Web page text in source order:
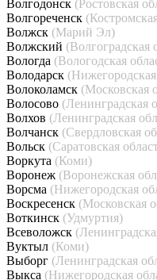
Волгодонск (Ростовская
Волгореченск
Волжск (Марий Эл)
Волжский (Волгоградская
Вологда (Вологодская
Володарск (Нижегородская
Волоколамск (Московская
Волосово (Ленинградская
Волхов (Ленинградская
Волчанск (Свердловская
Вольск (Саратовская
Воркута (Коми)
Воронеж (Воронежская
Ворсма (Нижегородская
Воскресенск (Московская
Воткинск (Удмуртия)
Всеволожск
Вуктыл (Коми)
Выборг (Ленинградская
Выкса (Нижегородская